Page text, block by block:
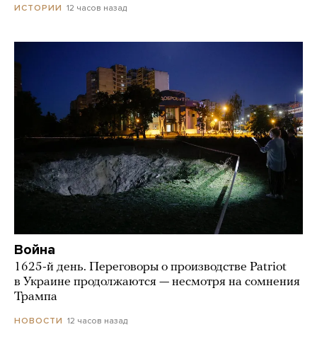
ИСТОРИИ 12 часов назад
Война
1625-й день. Переговоры о производстве Patriot
в Украине продолжаются — несмотря на сомнения
Трампа
НОВОСТИ 12 часов назад